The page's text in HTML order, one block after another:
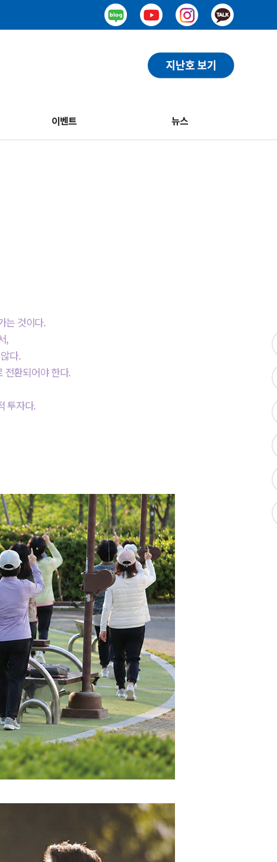
이벤트 뉴스
는 것이다.
,
다.
전환되어야 한다.
투자다.